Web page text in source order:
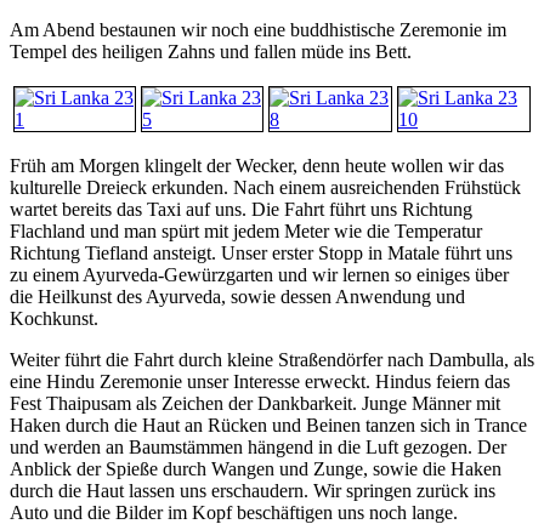
Am Abend bestaunen wir noch eine buddhistische Zeremonie im
Tempel des heiligen Zahns und fallen müde ins Bett.
Früh am Morgen klingelt der Wecker, denn heute wollen wir das
kulturelle Dreieck erkunden. Nach einem ausreichenden Frühstück
wartet bereits das Taxi auf uns. Die Fahrt führt uns Richtung
Flachland und man spürt mit jedem Meter wie die Temperatur
Richtung Tiefland ansteigt. Unser erster Stopp in Matale führt uns
zu einem Ayurveda-Gewürzgarten und wir lernen so einiges über
die Heilkunst des Ayurveda, sowie dessen Anwendung und
Kochkunst.
Weiter führt die Fahrt durch kleine Straßendörfer nach Dambulla, als
eine Hindu Zeremonie unser Interesse erweckt. Hindus feiern das
Fest Thaipusam als Zeichen der Dankbarkeit. Junge Männer mit
Haken durch die Haut an Rücken und Beinen tanzen sich in Trance
und werden an Baumstämmen hängend in die Luft gezogen. Der
Anblick der Spieße durch Wangen und Zunge, sowie die Haken
durch die Haut lassen uns erschaudern. Wir springen zurück ins
Auto und die Bilder im Kopf beschäftigen uns noch lange.